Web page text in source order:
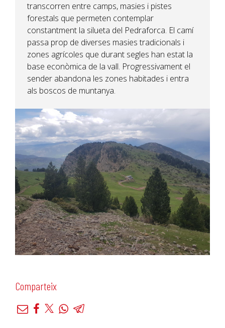
transcorren entre camps, masies i pistes
forestals que permeten contemplar
constantment la silueta del Pedraforca. El camí
passa prop de diverses masies tradicionals i
zones agrícoles que durant segles han estat la
base econòmica de la vall. Progressivament el
sender abandona les zones habitades i entra
als boscos de muntanya.
Comparteix